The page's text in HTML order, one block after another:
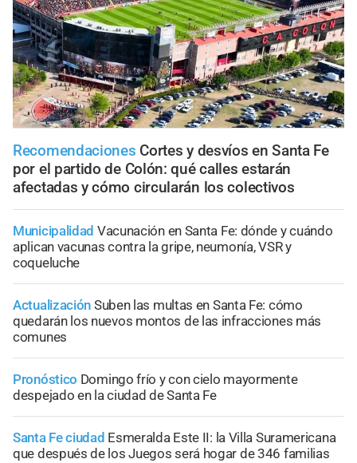
Recomendaciones Cortes y desvíos en Santa Fe
por el partido de Colón: qué calles estarán
afectadas y cómo circularán los colectivos
Municipalidad Vacunación en Santa Fe: dónde y cuándo
aplican vacunas contra la gripe, neumonía, VSR y
coqueluche
Actualización Suben las multas en Santa Fe: cómo
quedarán los nuevos montos de las infracciones más
comunes
Pronóstico Domingo frío y con cielo mayormente
despejado en la ciudad de Santa Fe
Santa Fe ciudad Esmeralda Este II: la Villa Suramericana
que después de los Juegos será hogar de 346 familias